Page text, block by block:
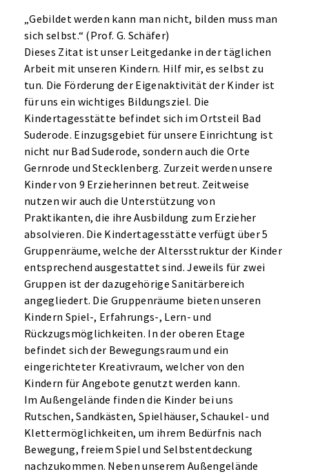
„Gebildet werden kann man nicht, bilden muss man
sich selbst.“ (Prof. G. Schäfer)
Dieses Zitat ist unser Leitgedanke in der täglichen
Arbeit mit unseren Kindern. Hilf mir, es selbst zu
tun. Die Förderung der Eigenaktivität der Kinder ist
für uns ein wichtiges Bildungsziel. Die
Kindertagesstätte befindet sich im Ortsteil Bad
Suderode. Einzugsgebiet für unsere Einrichtung ist
nicht nur Bad Suderode, sondern auch die Orte
Gernrode und Stecklenberg. Zurzeit werden unsere
Kinder von 9 Erzieherinnen betreut. Zeitweise
nutzen wir auch die Unterstützung von
Praktikanten, die ihre Ausbildung zum Erzieher
absolvieren. Die Kindertagesstätte verfügt über 5
Gruppenräume, welche der Altersstruktur der Kinder
entsprechend ausgestattet sind. Jeweils für zwei
Gruppen ist der dazugehörige Sanitärbereich
angegliedert. Die Gruppenräume bieten unseren
Kindern Spiel-, Erfahrungs-, Lern- und
Rückzugsmöglichkeiten. In der oberen Etage
befindet sich der Bewegungsraum und ein
eingerichteter Kreativraum, welcher von den
Kindern für Angebote genutzt werden kann.
Im Außengelände finden die Kinder bei uns
Rutschen, Sandkästen, Spielhäuser, Schaukel- und
Klettermöglichkeiten, um ihrem Bedürfnis nach
Bewegung, freiem Spiel und Selbstentdeckung
nachzukommen. Neben unserem Außengelände